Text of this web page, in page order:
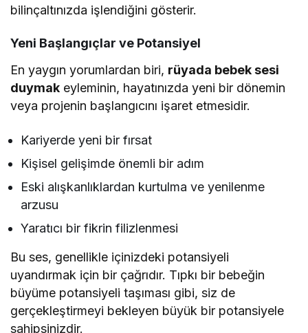
bilinçaltınızda işlendiğini gösterir.
Yeni Başlangıçlar ve Potansiyel
En yaygın yorumlardan biri, rüyada bebek sesi
duymak eyleminin, hayatınızda yeni bir dönemin
veya projenin başlangıcını işaret etmesidir.
Kariyerde yeni bir fırsat
Kişisel gelişimde önemli bir adım
Eski alışkanlıklardan kurtulma ve yenilenme
arzusu
Yaratıcı bir fikrin filizlenmesi
Bu ses, genellikle içinizdeki potansiyeli
uyandırmak için bir çağrıdır. Tıpkı bir bebeğin
büyüme potansiyeli taşıması gibi, siz de
gerçekleştirmeyi bekleyen büyük bir potansiyele
sahipsinizdir.